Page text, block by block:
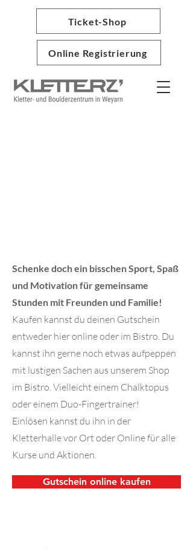
Ticket-Shop
Online Registrierung
Schenke doch ein bisschen Sport, Spaß
und Motivation für gemeinsame
Stunden mit Freunden und Familie!
Kaufen kannst du deinen Gutschein
entweder hier online oder im Bistro. Du
kannst ihn gerne noch etwas aufpeppen
mit lustigen Sachen aus unserem Shop
im Bistro. Vielleicht einem Chalktopus
oder einem Duo-Fingertrainer!
Einlösen kannst du ihn in der
Kletterhalle vor Ort oder Online für alle
Kurse und Aktionen.
Gutschein online kaufen